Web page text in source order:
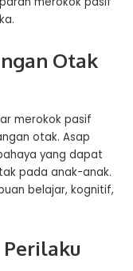
Otak
merokok pasif
otak. Asap
yang dapat
pada anak-anak.
belajar, kognitif,